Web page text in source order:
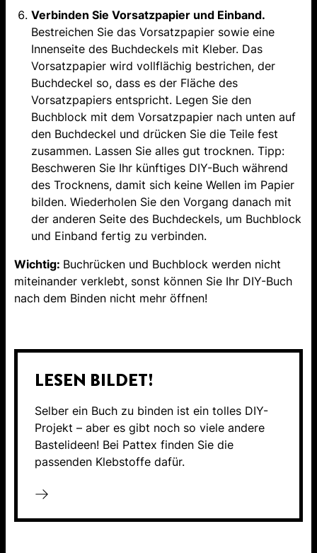
Verbinden Sie Vorsatzpapier und Einband.
Bestreichen Sie das Vorsatzpapier sowie eine
Innenseite des Buchdeckels mit Kleber. Das
Vorsatzpapier wird vollflächig bestrichen, der
Buchdeckel so, dass es der Fläche des
Vorsatzpapiers entspricht. Legen Sie den
Buchblock mit dem Vorsatzpapier nach unten auf
den Buchdeckel und drücken Sie die Teile fest
zusammen. Lassen Sie alles gut trocknen. Tipp:
Beschweren Sie Ihr künftiges DIY-Buch während
des Trocknens, damit sich keine Wellen im Papier
bilden. Wiederholen Sie den Vorgang danach mit
der anderen Seite des Buchdeckels, um Buchblock
und Einband fertig zu verbinden.
Wichtig: Buchrücken und Buchblock werden nicht
miteinander verklebt, sonst können Sie Ihr DIY-Buch
nach dem Binden nicht mehr öffnen!
LESEN BILDET!
Selber ein Buch zu binden ist ein tolles DIY-
Projekt – aber es gibt noch so viele andere
Bastelideen! Bei Pattex finden Sie die
passenden Klebstoffe dafür.